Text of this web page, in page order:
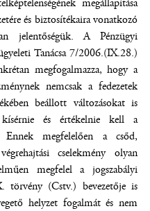
megállapítása
és biztosítékaira vonatkozó
jelentőségük. A Pénzügyi
Tanácsa 7/2006.(IX.28.)
megfogalmazza, hogy a
nemcsak a fedezetek
beállott változásokat is
és értékelnie kell a
Ennek megfelelően a csőd,
cselekmény olyan
megfelel a jogszabályi
(Cstv.) bevezetője is
helyzet fogalmát és nem